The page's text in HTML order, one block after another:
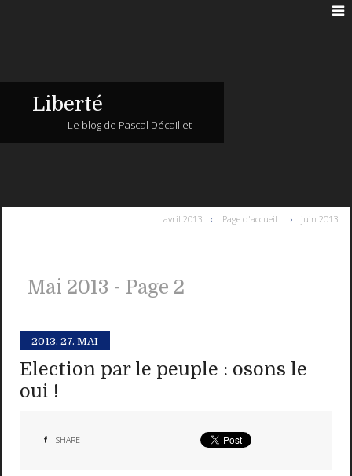
Liberté
Le blog de Pascal Décaillet
avril 2013 Page d'accueil juin 2013
Mai 2013 - Page 2
2013. 27. MAI
Election par le peuple : osons le
oui !
SHARE